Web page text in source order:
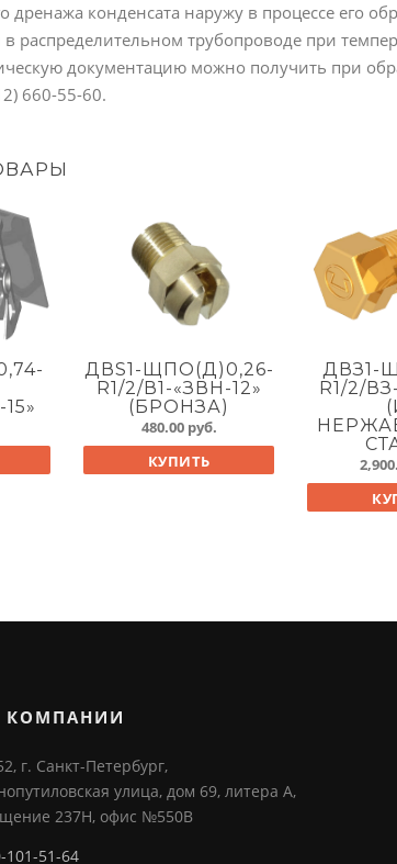
дренажа конденсата наружу в процессе его
распределительном трубопроводе при
документацию можно получить при
660-55-60.
ДВS1-ЩПО(Д)0,26-
R1/2/В1-«ЗВН-12»
(БРОНЗА)
480.00 руб.
КУПИТЬ
ДВЗ1-
R1/2/
КОМПАНИИ
г. Санкт-Петербург,
улица, дом 69, литера А,
237Н, офис №550В
101-51-64